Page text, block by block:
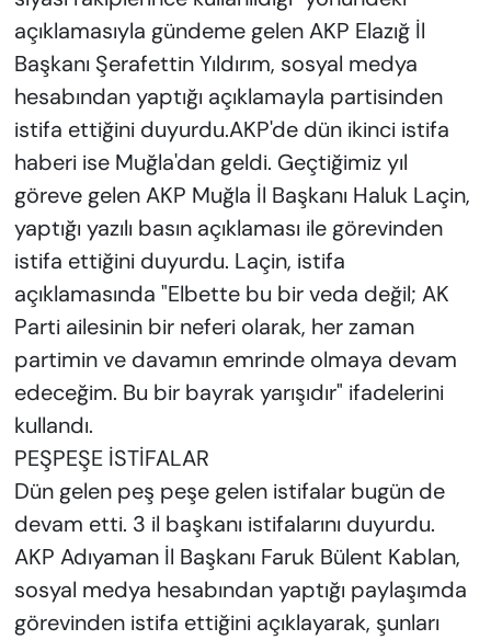
açıklamasıyla gündeme gelen AKP Elazığ İl
Başkanı Şerafettin Yıldırım, sosyal medya
hesabından yaptığı açıklamayla partisinden
istifa ettiğini duyurdu.AKP'de dün ikinci istifa
haberi ise Muğla'dan geldi. Geçtiğimiz yıl
göreve gelen AKP Muğla İl Başkanı Haluk Laçin,
yaptığı yazılı basın açıklaması ile görevinden
istifa ettiğini duyurdu. Laçin, istifa
açıklamasında "Elbette bu bir veda değil; AK
Parti ailesinin bir neferi olarak, her zaman
partimin ve davamın emrinde olmaya devam
edeceğim. Bu bir bayrak yarışıdır" ifadelerini
kullandı.
PEŞPEŞE İSTİFALAR
Dün gelen peş peşe gelen istifalar bugün de
devam etti. 3 il başkanı istifalarını duyurdu.
AKP Adıyaman İl Başkanı Faruk Bülent Kablan,
sosyal medya hesabından yaptığı paylaşımda
görevinden istifa ettiğini açıklayarak, şunları